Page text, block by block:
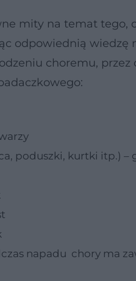
mity na temat tego,
odpowiednią wiedzę
choremu, przez
poduszki, kurtki itp.)
napadu chory ma